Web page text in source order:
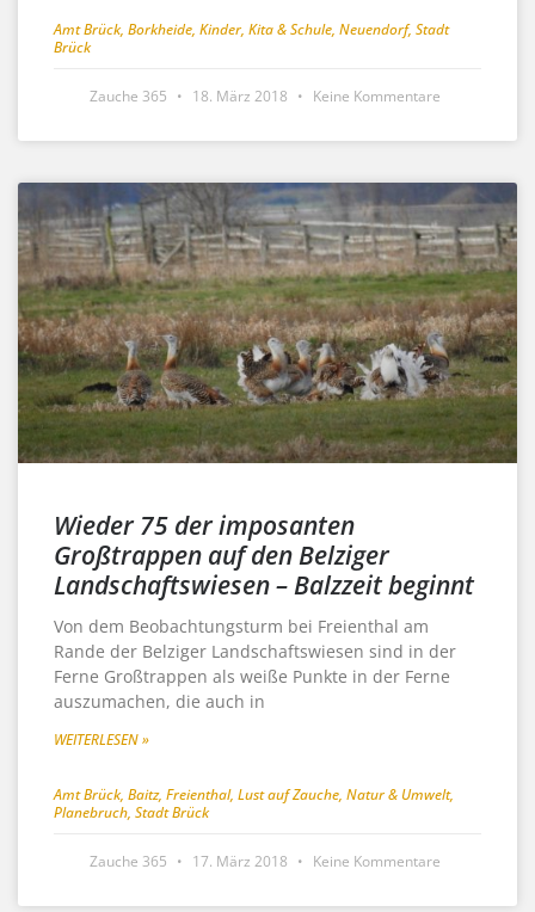
Amt Brück, Borkheide, Kinder, Kita & Schule, Neuendorf, Stadt
Brück
Zauche 365 18. März 2018 Keine Kommentare
Wieder 75 der imposanten
Großtrappen auf den Belziger
Landschaftswiesen – Balzzeit beginnt
Von dem Beobachtungsturm bei Freienthal am
Rande der Belziger Landschaftswiesen sind in der
Ferne Großtrappen als weiße Punkte in der Ferne
auszumachen, die auch in
WEITERLESEN »
Amt Brück, Baitz, Freienthal, Lust auf Zauche, Natur & Umwelt,
Planebruch, Stadt Brück
Zauche 365 17. März 2018 Keine Kommentare